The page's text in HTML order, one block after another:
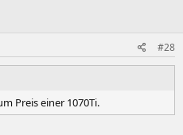
#28
Preis einer 1070Ti.